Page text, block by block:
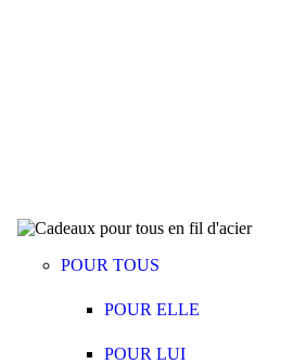
POUR TOUS
POUR ELLE
POUR LUI